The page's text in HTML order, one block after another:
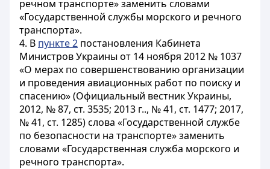
речном транспорте» заменить словами
«Государственной службы морского и речного
транспорта».
4. В пункте 2 постановления Кабинета
Министров Украины от 14 ноября 2012 № 1037
«О мерах по совершенствованию организации
и проведения авиационных работ по поиску и
спасению» (Официальный вестник Украины,
2012, № 87, ст. 3535; 2013 г.., № 41, ст. 1477; 2017,
№ 41, ст. 1285) слова «Государственной службе
по безопасности на транспорте» заменить
словами «Государственная служба морского и
речного транспорта».